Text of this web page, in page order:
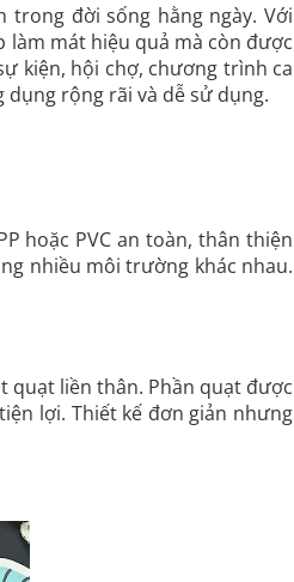
đời sống hằng ngày. Với
làm mát hiệu quả mà còn được
kiện, hội chợ, chương trình ca
rộng rãi và dễ sử dụng.
hoặc PVC an toàn, thân thiện
nhiều môi trường khác nhau.
quạt liền thân. Phần quạt được
lợi. Thiết kế đơn giản nhưng